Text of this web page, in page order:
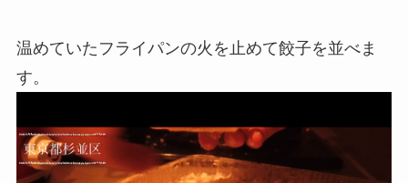
温めていたフライパンの火を止めて餃子を並べま
す。